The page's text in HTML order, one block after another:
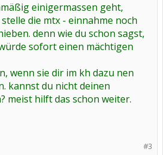
einigermassen geht,
die mtx - einnahme noch
denn wie du schon sagst,
sofort einen mächtigen
wenn sie dir im kh dazu nen
kannst du nicht deinen
meist hilft das schon weiter.
#3